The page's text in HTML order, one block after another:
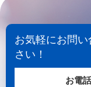
お気軽にお問
さい！
お電